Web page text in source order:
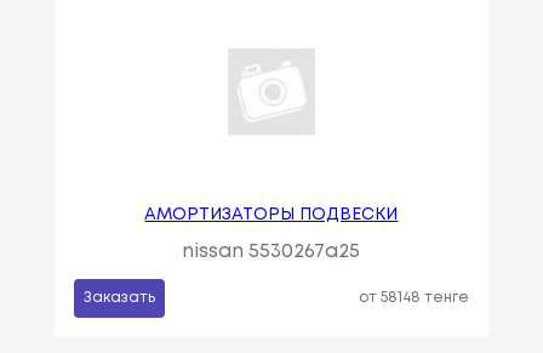
АМОРТИЗАТОРЫ ПОДВЕСКИ
nissan 5530267a25
Заказать от 58148 тенге